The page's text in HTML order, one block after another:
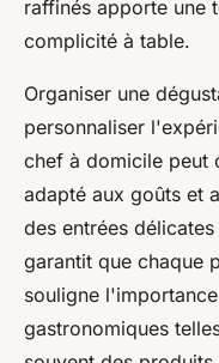
raffinés apporte une
complicité à table.
Organiser une
personnaliser
chef à domicile peut
adapté aux goûts et
des entrées
garantit que chaque
souligne
gastronomiques